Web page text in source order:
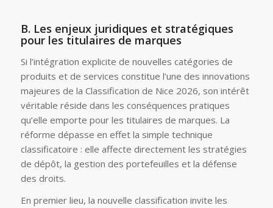
B. Les enjeux juridiques et stratégiques
pour les titulaires de marques
Si l’intégration explicite de nouvelles catégories de
produits et de services constitue l’une des innovations
majeures de la Classification de Nice 2026, son intérêt
véritable réside dans les conséquences pratiques
qu’elle emporte pour les titulaires de marques. La
réforme dépasse en effet la simple technique
classificatoire : elle affecte directement les stratégies
de dépôt, la gestion des portefeuilles et la défense
des droits.
En premier lieu, la nouvelle classification invite les